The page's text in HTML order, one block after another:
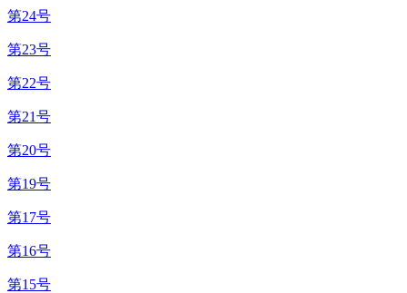
第24号
第23号
第22号
第21号
第20号
第19号
第17号
第16号
第15号